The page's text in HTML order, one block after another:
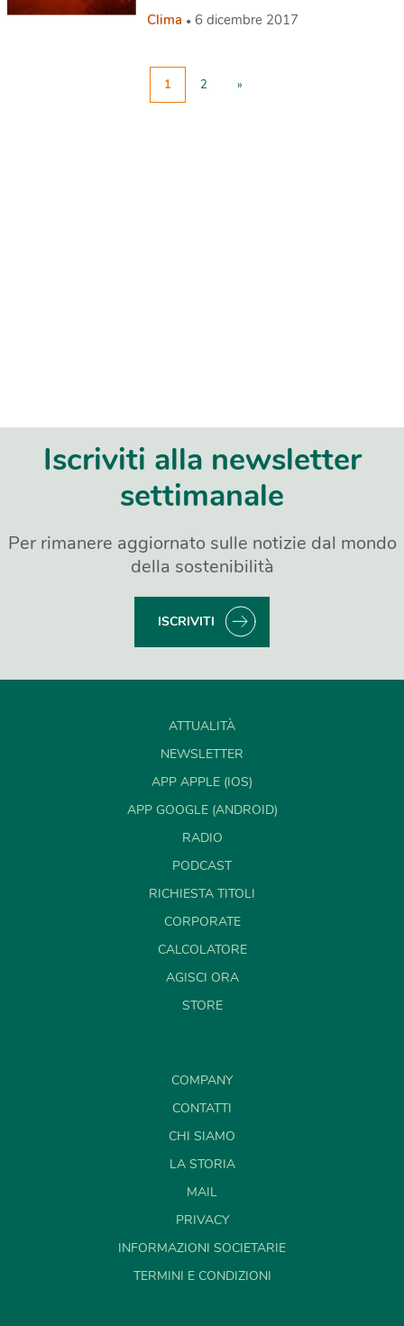
Clima 6 dicembre 2017
1 2 »
Iscriviti alla newsletter
settimanale
Per rimanere aggiornato sulle notizie dal mondo
della sostenibilità
ISCRIVITI
ATTUALITÀ
NEWSLETTER
APP APPLE (IOS)
APP GOOGLE (ANDROID)
RADIO
PODCAST
RICHIESTA TITOLI
CORPORATE
CALCOLATORE
AGISCI ORA
STORE
COMPANY
CONTATTI
CHI SIAMO
LA STORIA
MAIL
PRIVACY
INFORMAZIONI SOCIETARIE
TERMINI E CONDIZIONI